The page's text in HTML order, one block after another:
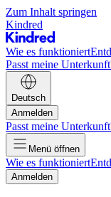
Zum Inhalt springen
Kindred
Wie es funktioniert
Passt meine
Deutsch
Anmelden
Passt meine
Menü öffnen
Wie es funktioniert
Anmelden